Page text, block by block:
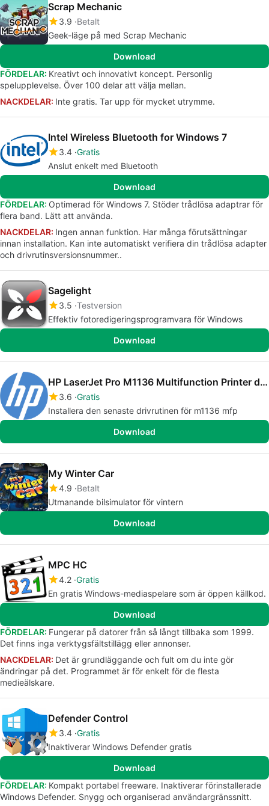
Scrap Mechanic
3.9 Betalt
Geek-läge på med Scrap Mechanic
Download
FÖRDELAR: Kreativt och innovativt koncept. Personlig
spelupplevelse. Över 100 delar att välja mellan.
NACKDELAR: Inte gratis. Tar upp för mycket utrymme.
Intel Wireless Bluetooth for Windows 7
3.4 Gratis
Anslut enkelt med Bluetooth
Download
FÖRDELAR: Optimerad för Windows 7. Stöder trådlösa adaptrar för
flera band. Lätt att använda.
NACKDELAR: Ingen annan funktion. Har många förutsättningar
innan installation. Kan inte automatiskt verifiera din trådlösa adapter
och drivrutinsversionsnummer..
Sagelight
3.5 Testversion
Effektiv fotoredigeringsprogramvara för Windows
Download
HP LaserJet Pro M1136 Multifunction Printer drivers
3.6 Gratis
Installera den senaste drivrutinen för m1136 mfp
Download
My Winter Car
4.9 Betalt
Utmanande bilsimulator för vintern
Download
MPC HC
4.2 Gratis
En gratis Windows-mediaspelare som är öppen källkod.
Download
FÖRDELAR: Fungerar på datorer från så långt tillbaka som 1999.
Det finns inga verktygsfältstillägg eller annonser.
NACKDELAR: Det är grundläggande och fult om du inte gör
ändringar på det. Programmet är för enkelt för de flesta
medieälskare.
Defender Control
3.4 Gratis
Inaktiverar Windows Defender gratis
Download
FÖRDELAR: Kompakt portabel freeware. Inaktiverar förinstallerade
Windows Defender. Snygg och organiserad användargränssnitt.